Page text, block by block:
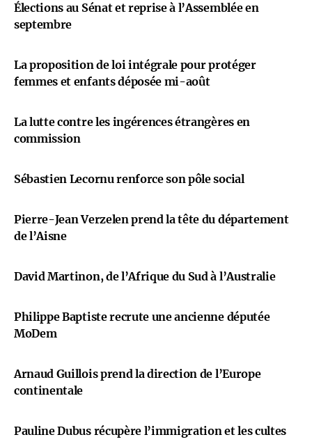
Élections au Sénat et reprise à l’Assemblée en
septembre
La proposition de loi intégrale pour protéger
femmes et enfants déposée mi-août
La lutte contre les ingérences étrangères en
commission
Sébastien Lecornu renforce son pôle social
Pierre-Jean Verzelen prend la tête du département
de l’Aisne
David Martinon, de l’Afrique du Sud à l’Australie
Philippe Baptiste recrute une ancienne députée
MoDem
Arnaud Guillois prend la direction de l’Europe
continentale
Pauline Dubus récupère l’immigration et les cultes